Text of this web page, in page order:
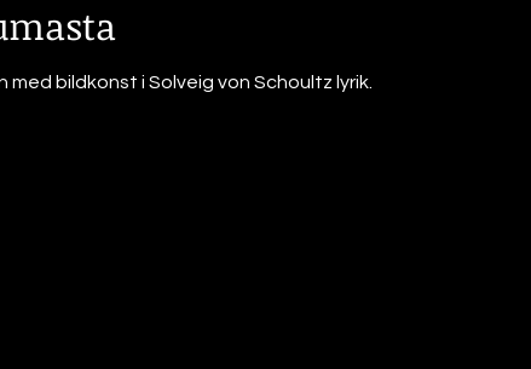
bildkonst i Solveig von Schoultz lyrik.